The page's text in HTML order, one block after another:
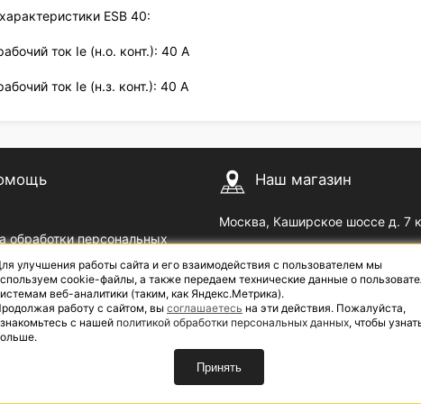
ESB 40:
ток Ie (н.о. конт.): 40 A
ток Ie (н.з. конт.): 40 A
обработки персональных
Наш магазин
Москва, Каширское шоссе д. 7
Сб с 10 до 17 | Выходной:
улучшения работы сайта и его взаимодействия с пользователем мы
cookie-файлы, а также передаем технические данные о
веб-аналитики (таким, как Яндекс.Метрика).
работу с сайтом, вы соглашаетесь на эти действия. Пожалуйста,
с нашей политикой обработки персональных данных, чтобы
Принять